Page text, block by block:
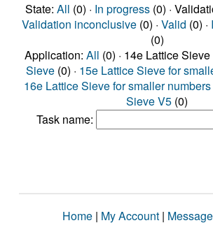
State: All (0) · In progress(0) ·
Validation inconclusive(0) · Valid (0) ·
(0)
Application: All (0) · 14e Lattice Sieve
Sieve (0) · 15e Lattice Sieve for
16e Lattice Sieve for smaller numbers
Sieve V5 (0)
Task name:
Home | My Account |